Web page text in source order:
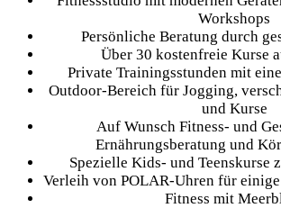
Workshops
Persönliche Beratung durch
Über 30 kostenfreie Kurse
Private Trainingsstunden mit
Outdoor-Bereich für Jogging,
und Kurse
Auf Wunsch Fitness- und
Ernährungsberatung und
Spezielle Kids- und Teenskurse
Verleih von POLAR-Uhren für
Fitness mit